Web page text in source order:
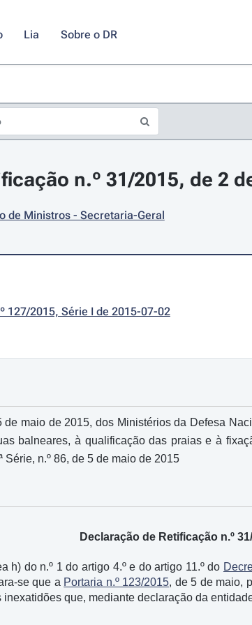
Lia Sobre o DR
n.º 31/2015, de 2
de Ministros - Secretaria-Geral
127/2015, Série I de 2015-07-02
de maio de 2015, dos Ministérios da Defesa
balneares, à qualificação das praias e à
n.º 86, de 5 de maio de 2015
Declaração de Retificação n.º
h) do n.º 1 do artigo 4.º e do artigo 11.º do
se que a Portaria n.º 123/2015, de 5 de maio,
que, mediante declaração da